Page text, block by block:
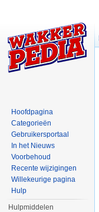
Hoofdpagina
Categorieën
Gebruikersportaal
In het Nieuws
Voorbehoud
Recente wijzigingen
Willekeurige pagina
Hulp
Hulpmiddelen